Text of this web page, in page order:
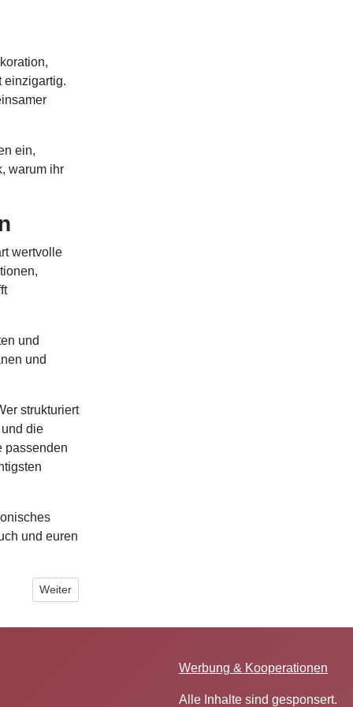
einzigartig.
ein,
warum ihr
wertvolle
und
und
strukturiert
die
passenden
und euren
Nächster Beitrag: Cambridge Englisch Feriencamp in Wien –
Weiter
Werbung & Kooperationen
Alle Inhalte sind gesponsert.